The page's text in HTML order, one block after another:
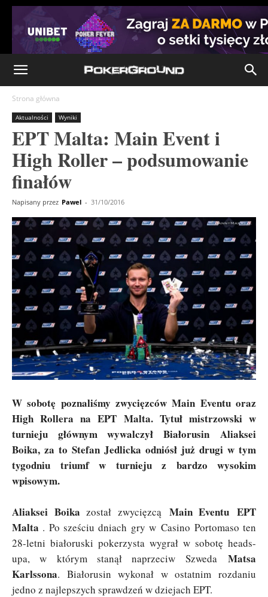
Strona główna
Aktualności Wyniki
EPT Malta: Main Event i
High Roller – podsumowanie
finałów
Napisany przez Pawel - 31/10/2016
W sobotę poznaliśmy zwycięzców Main Eventu oraz
High Rollera na EPT Malta. Tytuł mistrzowski w
turnieju głównym wywalczył Białorusin Aliaksei
Boika, za to Stefan Jedlicka odniósł już drugi w tym
tygodniu triumf w turnieju z bardzo wysokim
wpisowym.
Aliaksei Boika został zwycięzcą Main Eventu EPT
Malta . Po sześciu dniach gry w Casino Portomaso ten
28-letni białoruski pokerzysta wygrał w sobotę heads-
upa, w którym stanął naprzeciw Szweda Matsa
Karlssona. Białorusin wykonał w ostatnim rozdaniu
jedno z najlepszych sprawdzeń w dziejach EPT.